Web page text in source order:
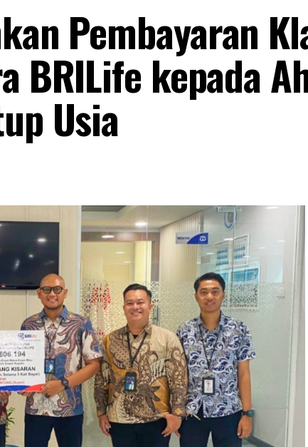
Pembayaran
BRILife kepada
Usia